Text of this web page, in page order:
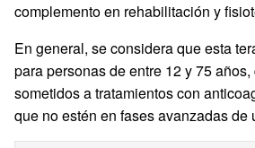
complemento en rehabilitación y
En general, se considera que esta
para personas de entre 12 y 75
sometidos a tratamientos con
que no estén en fases avanzadas de